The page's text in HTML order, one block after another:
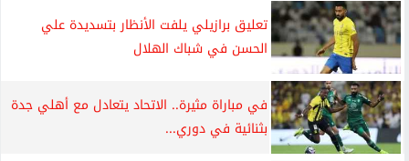
تعليق برازيلي يلفت الأنظار بتسديدة علي
الحسن في شباك الهلال
في مباراة مثيرة.. الاتحاد يتعادل مع أهلي جدة
بثنائية في دوري...